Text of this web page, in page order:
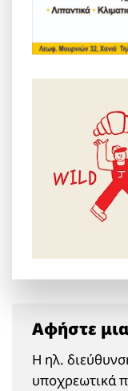
Αφήστε
Η ηλ.
υποχρεωτικά